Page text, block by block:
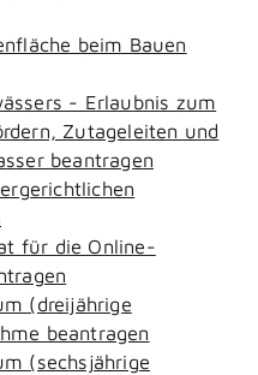
beim Bauen
- Erlaubnis zum
Zutageleiten und
beantragen
für die Online-
(dreijährige
beantragen
(sechsjährige